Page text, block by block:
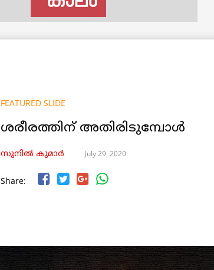
FEATURED SLIDE
ശരീരത്തിന് അതിരിടുമ്പോൾ
സുനിൽ കുമാർ July 29, 2020
Share: